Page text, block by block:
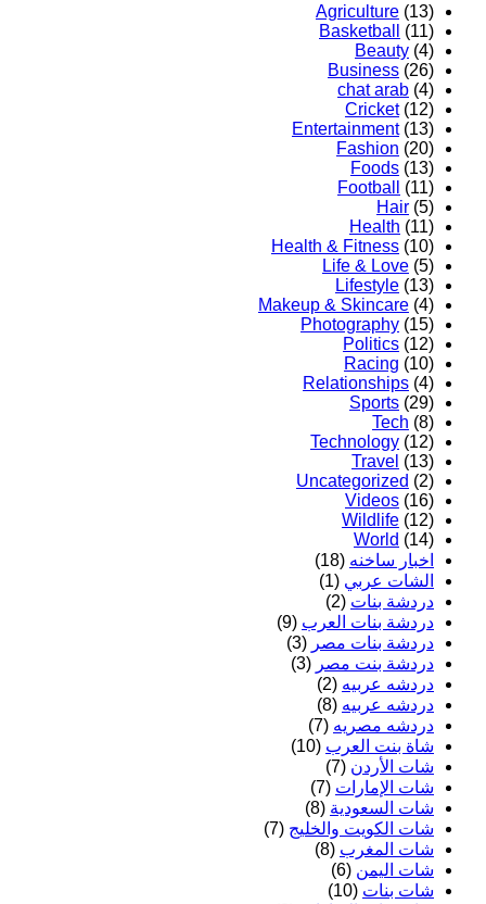
Agriculture (13)
Basketball
(11)
Beauty (4)
Business (26)
chat arab (4)
Cricket(12)
Entertainment(13)
Fashion (20)
Foods (13)
Football
(11)
Hair (5)
Health (11)
Health & Fitness (10)
Life & Love (5)
Lifestyle (13)
Makeup & Skincare (4)
Photography (15)
Politics (12)
Racing (10)
Relationships (4)
Sports (29)
Tech (8)
Technology (12)
Travel (13)
Uncategorized (2)
Videos (16)
Wildlife (12)
World (14)
اخبار ساخنه (18)
الشات عربي (1)
دردشة بنات (2)
دردشة بنات العرب (9)
دردشة بنات مصر (3)
دردشة بنت مصر (3)
دردشه عربيه (2)
دردشه عربيه (8)
دردشه مصريه (7)
شاة بنت العرب (10)
شات الأردن (7)
شات الإمارات (7)
شات السعودية (8)
شات الكويت والخليج (7)
شات المغرب (8)
شات اليمن (6)
شات بنات (10)